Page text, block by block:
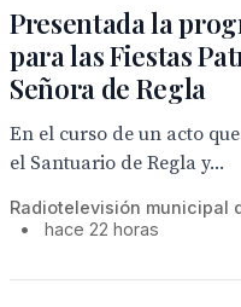
Presentada la
para las Fiestas
Señora de Regla
En el curso de un acto
el Santuario de Regla y...
Radiotelevisión municipal
•
hace 22 horas